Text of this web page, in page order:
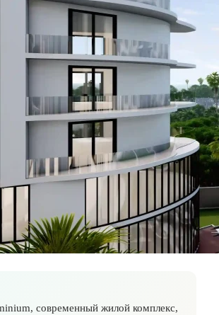
современный жилой комплекс,